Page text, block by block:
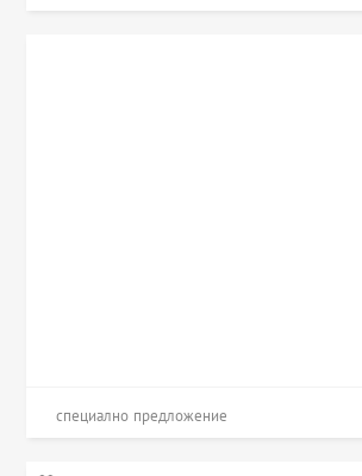
специално предложение